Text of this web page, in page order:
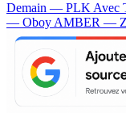
Demain — PLKAvec
— OboyAMBER —